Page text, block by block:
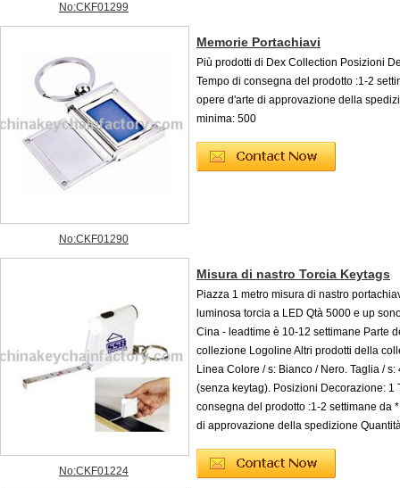
No:CKF01299
No:CKF01290
Memorie Portachiavi
Più prodotti di Dex Collection Posizioni
Tempo di consegna del prodotto :1-2
opere d'arte di approvazione della
minima: 500
No:CKF01224
Misura di nastro Torcia Keytags
Piazza 1 metro misura di nastro
luminosa torcia a LED Qtà 5000 e up
Cina - leadtime è 10-12 settimane Parte
collezione Logoline Altri prodotti della
Linea Colore / s: Bianco / Nero. Taglia / s:
(senza keytag). Posizioni Decorazione: 1
consegna del prodotto :1-2 settimane da
di approvazione della spedizione